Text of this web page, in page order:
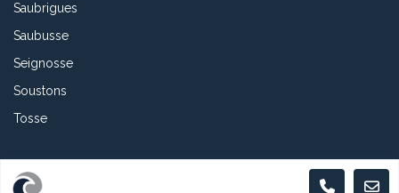
Saubrigues
Saubusse
Seignosse
Soustons
Tosse